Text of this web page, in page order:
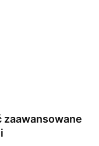
zaawansowane